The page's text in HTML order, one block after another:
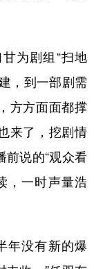
为剧组“扫地
，到一部剧需
方方面面都撑
来了，挖剧情
前说的“观众看
，一时声量浩
没有新的爆